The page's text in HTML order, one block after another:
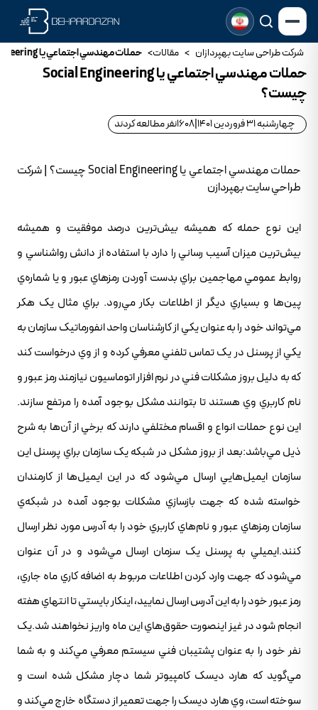
شرکت طراحی سایت بهپردازان > مقالات> حملات مهندسي اجتماعي يا Social Engineering چيست؟
حملات مهندسي اجتماعي يا Social Engineering
چيست؟
چهارشنبه 31 فروردین 1401 1608نفر مطالعه کردند
حملات مهندسي اجتماعي يا Social Engineering چيست؟ | شرکت
طراحي سايت بهپردازن
اين نوع حمله که هميشه بيش‌ترين درصد موفقيت و هميشه
بيش‌ترين ميزان آسيب رساني را دارد با استفاده از دانش رواشناسي و
روابط عمومي مهاجمين براي بدست آوردن رمزهاي عبور و يا شماره‌ي
پين‌ها و بسياري ديگر از اطلاعات بکار مي‌رود. براي مثال يک هکر
مي‌تواند خود را به عنوان يکي از کارشناسان واحد انفورماتيک سازمان به
يکي از پرسنل در يک تماس تلفني معرفي کرده و از وي درخواست کند
که به دليل بروز مشکلات فني در نرم افزار اتوماسيون نيازمند رمز عبور و
نام کاربري وي هستند تا بتوانند مشکل بوجود آمده را مرتفع سازند.
اين نوع حملات انواع و اقسام مختلفي دارند که برخي از آن‌ها به شرح
ذيل مي‌باشد:بعد از بروز مشکل در شبکه يک سازمان براي پرسنل اين
سازمان ايميل‌هايي ارسال مي‌شود که در اين ايميل‌ها از کارمندان
خواسته شده که جهت بازسازي مشکلات بوجود آمده در شبکه‌ي
سازمان رمزهاي عبور و نام‌هاي کاربري خود را به آدرس مورد نظر ارسال
کنند.ايميلي به پرسنل يک سزمان ارسال مي‌شود و در آن عنوان
مي‌شود که جهت وارد کردن اطلاعات مربوط به اضافه کاري ماه جاري،
رمز عبور خود را به اين آدرس ارسال نماييد، اينکار بايستي تا انتهاي هفته
انجام شود در غيز اينصورت حقوق‌هاي اين ماه واريز نخواهند شد.يک
نفر خود را به عنوان پشتيبان فني سيستم معرفي مي‌کند و به شما
مي‌گويد که هارد ديسک کامپيوتر شما دچار مشکل شده است و
سوخته است، وي هارد ديسک را جهت تعمير از دستگاه خارج مي‌کند و